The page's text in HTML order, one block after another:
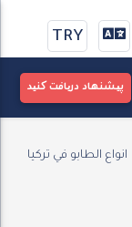
TRY
پیشنهاد دریافت کنید
انواع الطابو في تركيا